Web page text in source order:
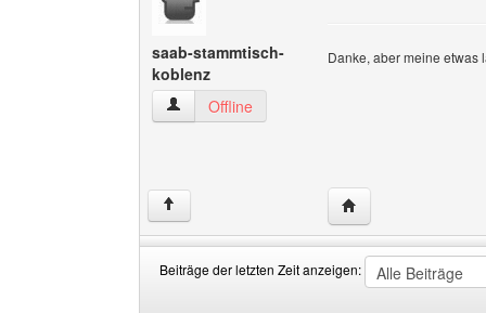
saab-stammtisch-
koblenz
saab-stammtisch-koblenz Benutzer-Profile
Offline
Danke, aber meine etwas
↑ Website dieses
Beiträge der letzten Zeit anzeigen: